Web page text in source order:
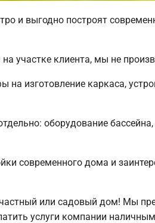
и выгодно построят
участке клиента, мы не
изготовление каркаса,
оборудование
современного дома и
или садовый дом! Мы
услуги компании